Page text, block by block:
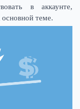
в аккаунте,
теме.